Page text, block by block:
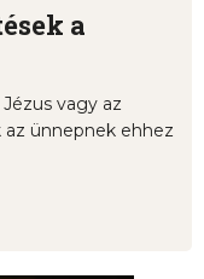
a
vagy az
az ünnepnek ehhez